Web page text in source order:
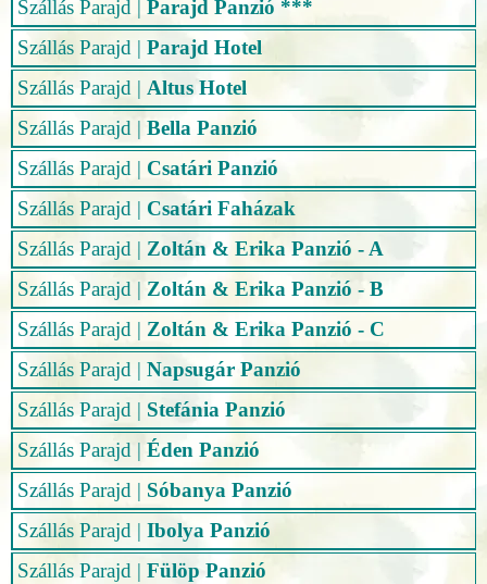
Szállás Parajd | Parajd Panzió ***
Szállás Parajd | Parajd Hotel
Szállás Parajd | Altus Hotel
Szállás Parajd | Bella Panzió
Szállás Parajd | Csatári Panzió
Szállás Parajd | Csatári Faházak
Szállás Parajd | Zoltán & Erika Panzió - A
Szállás Parajd | Zoltán & Erika Panzió - B
Szállás Parajd | Zoltán & Erika Panzió - C
Szállás Parajd | Napsugár Panzió
Szállás Parajd | Stefánia Panzió
Szállás Parajd | Éden Panzió
Szállás Parajd | Sóbanya Panzió
Szállás Parajd | Ibolya Panzió
Szállás Parajd | Fülöp Panzió